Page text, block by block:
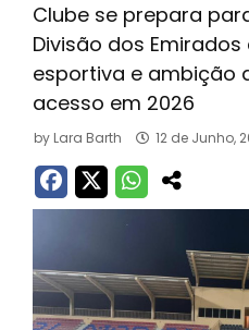
Clube se prepara
Divisão dos
esportiva e ambição
acesso em 2026
by Lara Barth 12 de Junho,